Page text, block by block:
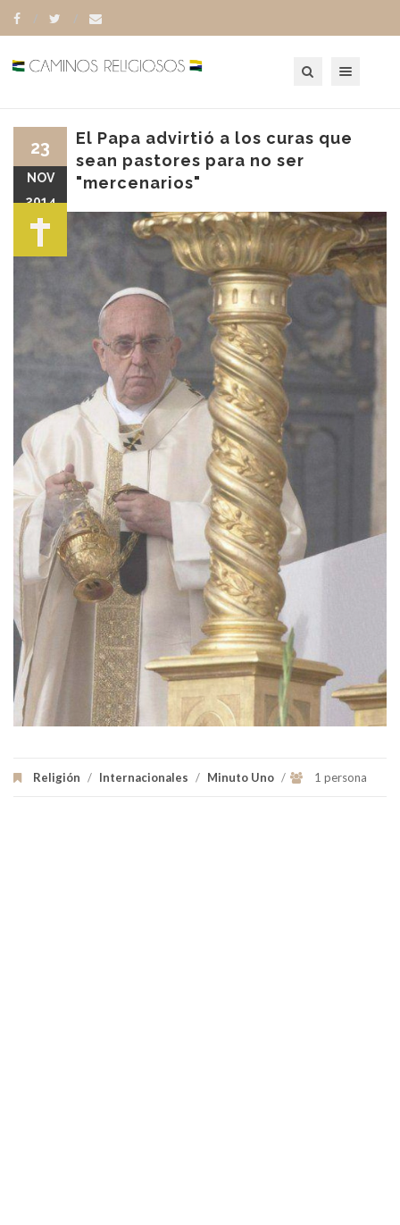
El Papa advirtió a los curas que
sean pastores para no ser
"mercenarios"
Religión / Internacionales / Minuto Uno / 1 persona
23
NOV
2014